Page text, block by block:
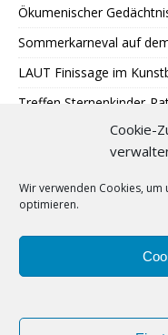
Cookie-
Wir verwenden Cookies, um
optimieren.
Ökumenischer
Sommerkarneval auf
LAUT Finissage im
Treffen Sternenkinder-
SPD: Besuch bei
Ausstellung im
400 zu schnelle
Sommer auf Eis legen